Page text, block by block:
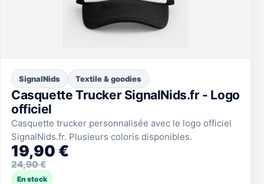
SignalNids Textile & goodies
Casquette Trucker SignalNids.fr - Logo
officiel
Casquette trucker personnalisée avec le logo officiel
SignalNids.fr. Plusieurs coloris disponibles.
19,90 €
24,90 €
En stock